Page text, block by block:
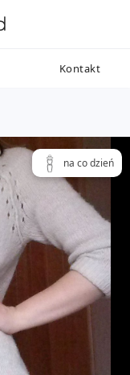
Kontakt
na co dzień